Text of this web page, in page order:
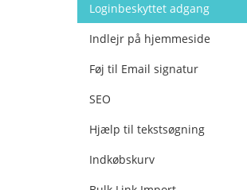
Loginbeskyttet adgang
Indlejr på hjemmeside
Føj til Email signatur
SEO
Hjælp til tekstsøgning
Indkøbskurv